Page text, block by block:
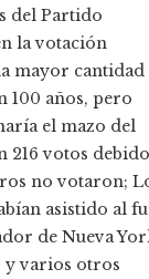
del Partido
la votación
mayor cantidad
100 años, pero
el mazo del
216 votos
no votaron;
asistido al
de Nueva
varios otros